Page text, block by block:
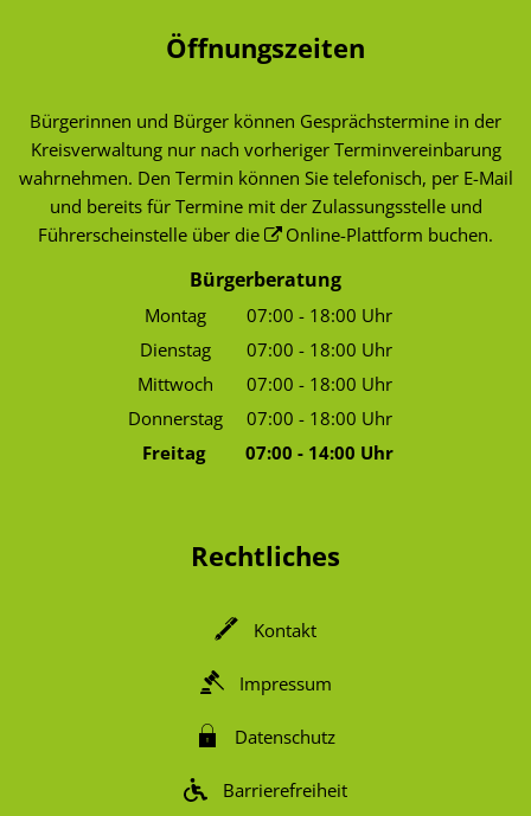
Öffnungszeiten
Bürgerinnen und Bürger können Gesprächstermine in der
Kreisverwaltung nur nach vorheriger Terminvereinbarung
wahrnehmen. Den Termin können Sie telefonisch, per E-Mail
und bereits für Termine mit der Zulassungsstelle und
Führerscheinstelle über die
Online-Plattform buchen.
Bürgerberatung
Montag 07:00 - 18:00 Uhr
Von 07:00 bis 18:00 Uhr
Dienstag 07:00 - 18:00 Uhr
Von 07:00 bis 18:00 Uhr
Mittwoch 07:00 - 18:00 Uhr
Von 07:00 bis 18:00 Uhr
Donnerstag 07:00 - 18:00 Uhr
Von 07:00 bis 18:00 Uhr
Freitag 07:00 - 14:00 Uhr
Rechtliches
Kontakt
Impressum
Datenschutz
Barrierefreiheit